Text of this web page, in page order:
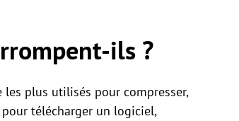
ils ?
plus utilisés pour compresser,
télécharger un logiciel,